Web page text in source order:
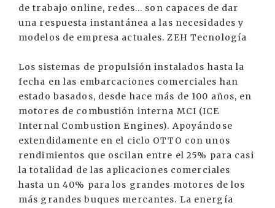
de trabajo online, redes... son capaces de dar
una respuesta instantánea a las necesidades y
modelos de empresa actuales. ZEH Tecnología
Los sistemas de propulsión instalados hasta la
fecha en las embarcaciones comerciales han
estado basados, desde hace más de 100 años, en
motores de combustión interna MCI (ICE
Internal Combustion Engines). Apoyándose
extendidamente en el ciclo OTTO con unos
rendimientos que oscilan entre el 25% para casi
la totalidad de las aplicaciones comerciales
hasta un 40% para los grandes motores de los
más grandes buques mercantes. La energía